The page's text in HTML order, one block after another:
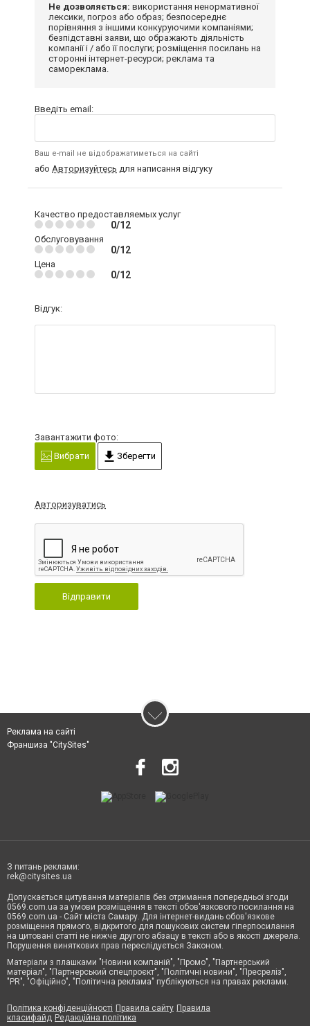
Не дозволяється: використання ненормативної
лексики, погроз або образ; безпосереднє
порівняння з іншими конкуруючими компаніями;
безпідставні заяви, що ображають діяльність
компанії і / або її послуги; розміщення посилань на
сторонні інтернет-ресурси; реклама та
самореклама.
Введіть email:
Ваш e-mail не відображатиметься на сайті
або Авторизуйтесь для написання відгуку
Качество предоставляемых услуг
0/12
Обслуговування
0/12
Цена
0/12
Відгук:
Завантажити фото:
Вибрати
Зберегти
Авторизуватись
Відправити
Реклама на сайті
Франшиза "CitySites"
З питань реклами:
rek@citysites.ua
Допускається цитування матеріалів без отримання попередньої згоди
0569.com.ua за умови розміщення в тексті обов'язкового посилання на
0569.com.ua - Сайт міста Самару. Для інтернет-видань обов'язкове
розміщення прямого, відкритого для пошукових систем гіперпосилання
на цитовані статті не нижче другого абзацу в тексті або в якості джерела.
Порушення виняткових прав переслідується Законом.
Матеріали з плашками "Новини компаній", "Промо", "Партнерський
матеріал", "Партнерський спецпроєкт", "Політичні новини", "Пресреліз",
"PR", "Офіційно", "Політична реклама" публікуються на правах реклами.
Політика конфіденційності Правила сайту Правила
класифайд Редакційна політика